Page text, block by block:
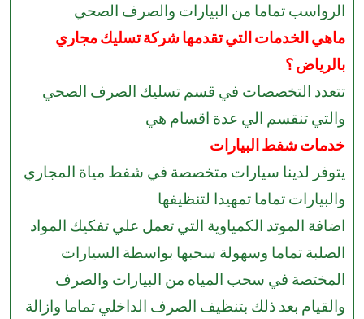
الرواسب تماما من البيارات والصرف الصحي
ماهي الخدمات التي تقدمها شركة تسليك مجاري
بالرياض ؟
تتعدد التخصصات في قسم تسليك الصرف الصحي
والتي تنقسم الي عدة اقسام هي
خدمات شفط البيارات
يتوفر لدينا سيارات متخصصة في شفط مياة المجاري
والبيارات تماما تمهيدا لتنظيفها
اضافة الموتد الكمياوية التي تعمل علي تفكيك المواد
الصلبة تماما وسهولة سحبها بواسطة السيارات
المختصة في سحب المياه من البيارات والصرف
والقيام بعد ذلك بتنظيف الصرف الداخلي تماما وازالة